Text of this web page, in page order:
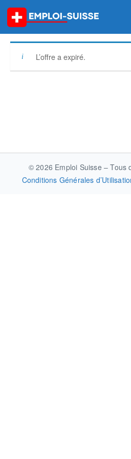
Skip
content
L’offre a expiré.
navigation
© 2026 Emploi Suisse – Tous
Conditions Générales